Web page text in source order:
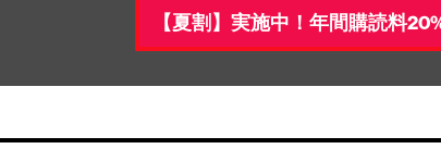
【夏割】実施中！年間購読料